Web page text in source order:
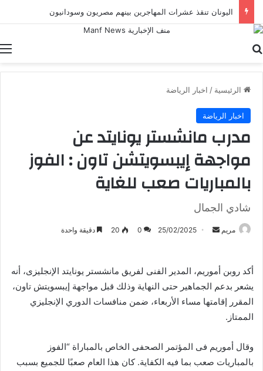
اليونان تنقذ عشرات المهاجرين بينهم مصريون وسودانيون
الرئيسية / اخبار الرياضة
اخبار الرياضة
مدرب مانشستر يونايتد عن
مواجهة إيبسويتشن تاون : الفوز
بالمباريات صعب للغاية
شادي الجمال
مريم
أرسل 25/02/2025
0
20 دقيقة واحدة
أكد روبن أموريم، المدير الفنى لفريق مانشستر يونايتد الإنجليزى، أنه
يشعر بدعم الجماهير حتى النهاية وذلك قبل مواجهة إيبسويتش تاون،
المقرر إقامتها مساء الأربعاء، ضمن منافسات الدوري الإنجليزي
الممتاز.
وقال أموريم فى المؤتمر الصحفى الخاص بالمباراة “الفوز
بالمباريات صعب بما فيه الكفاية. كان هذا العام صعبًا للجميع بسبب